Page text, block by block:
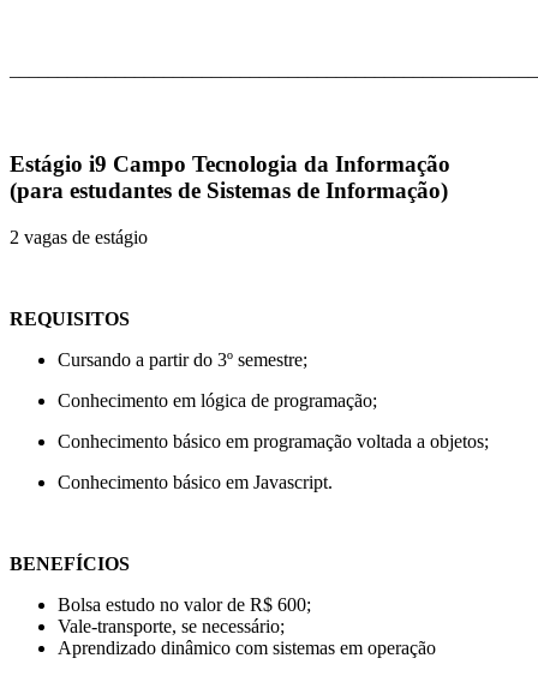
Estágio i9 Campo Tecnologia da Informação
(para estudantes de Sistemas de Informação)
2 vagas de estágio
REQUISITOS
Cursando a partir do 3º semestre;
Conhecimento em lógica de programação;
Conhecimento básico em programação voltada a objetos;
Conhecimento básico em Javascript.
BENEFÍCIOS
Bolsa estudo no valor de R$ 600;
Vale-transporte, se necessário;
Aprendizado dinâmico com sistemas em operação